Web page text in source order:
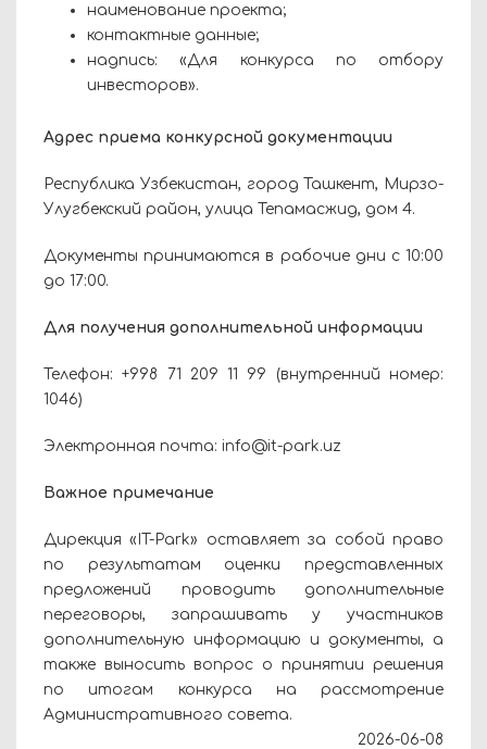
наименование проекта;
контактные данные;
надпись: «Для конкурса по отбору
инвесторов».
Адрес приема конкурсной документации
Республика Узбекистан, город Ташкент, Мирзо-
Улугбекский район, улица Тепамасжид, дом 4.
Документы принимаются в рабочие дни с 10:00
до 17:00.
Для получения дополнительной информации
Телефон: +998 71 209 11 99 (внутренний номер:
1046)
Электронная почта: info@it-park.uz
Важное примечание
Дирекция «IT-Park» оставляет за собой право
по результатам оценки представленных
предложений проводить дополнительные
переговоры, запрашивать у участников
дополнительную информацию и документы, а
также выносить вопрос о принятии решения
по итогам конкурса на рассмотрение
Административного совета.
2026-06-08